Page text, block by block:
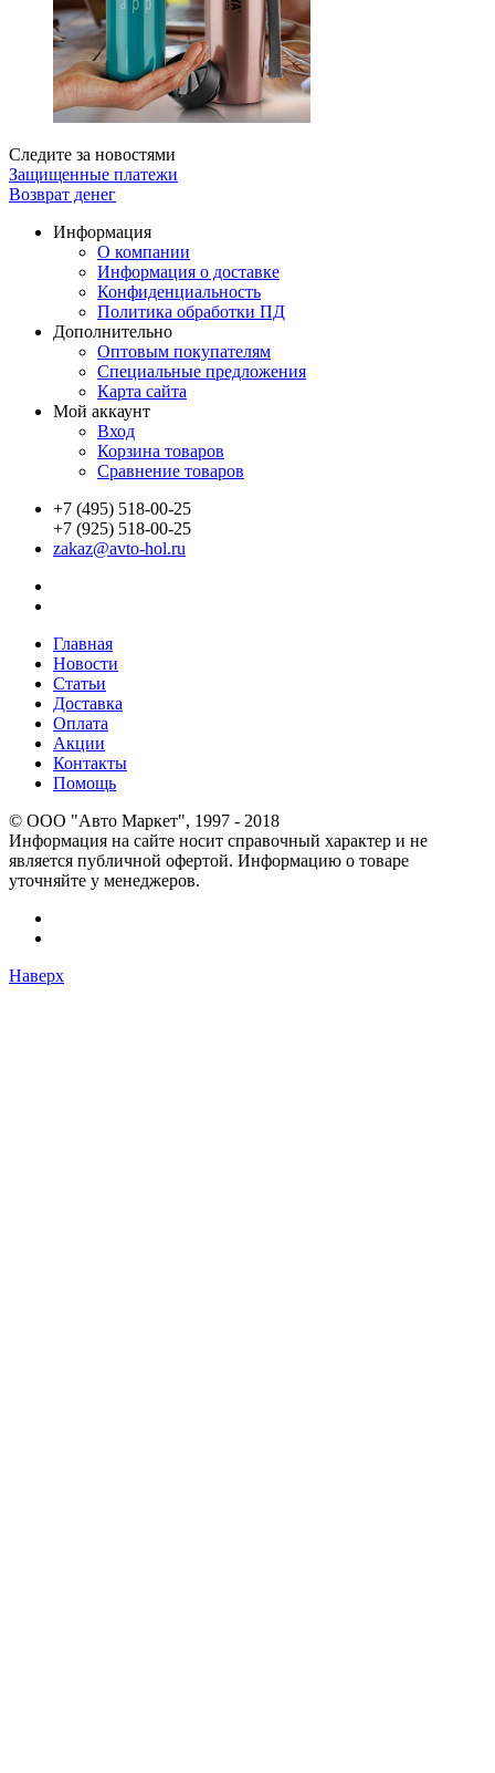
Следите за новостями
Защищенные платежи
Возврат денег
Информация
О компании
Информация о доставке
Конфиденциальность
Политика обработки ПД
Дополнительно
Оптовым покупателям
Специальные предложения
Карта сайта
Мой аккаунт
Вход
Корзина товаров
Сравнение товаров
+7 (495) 518-00-25
+7 (925) 518-00-25
zakaz@avto-hol.ru
Главная
Новости
Статьи
Доставка
Оплата
Акции
Контакты
Помощь
© OOO "Авто Маркет", 1997 - 2018
Информация на сайте носит справочный характер и не
является публичной офертой. Информацию о товаре
уточняйте у менеджеров.
Наверх